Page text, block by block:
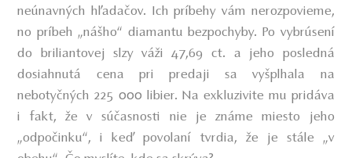
neúnavných hľadačov. Ich príbehy vám nerozpovieme,
no príbeh „nášho“ diamantu bezpochyby. Po vybrúsení
do briliantovej slzy váži 47,69 ct. a jeho posledná
dosiahnutá cena pri predaji sa vyšplhala na
nebotyčných 225 000 libier. Na exkluzivite mu pridáva
i fakt, že v súčasnosti nie je známe miesto jeho
„odpočinku“, i keď povolaní tvrdia, že je stále „v